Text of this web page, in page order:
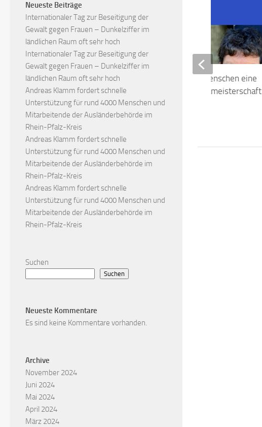
Ich wünsche allen Menschen eine
gute Fußball-Europameisterschaft
2024
Neueste Beiträge
Internationaler Tag zur Beseitigung der
Gewalt gegen Frauen – Dunkelziffer im
ländlichen Raum oft sehr hoch
Internationaler Tag zur Beseitigung der
Gewalt gegen Frauen – Dunkelziffer im
ländlichen Raum oft sehr hoch
Andreas Klamm fordert schnelle
Unterstützung für rund 4000 Menschen und
Mitarbeitende der Ausländerbehörde im
Rhein-Pfalz-Kreis
Andreas Klamm fordert schnelle
Unterstützung für rund 4000 Menschen und
Mitarbeitende der Ausländerbehörde im
Rhein-Pfalz-Kreis
Andreas Klamm fordert schnelle
Unterstützung für rund 4000 Menschen und
Mitarbeitende der Ausländerbehörde im
Rhein-Pfalz-Kreis
Suchen
Suchen
Neueste Kommentare
Es sind keine Kommentare vorhanden.
Archive
November 2024
Juni 2024
Mai 2024
April 2024
März 2024